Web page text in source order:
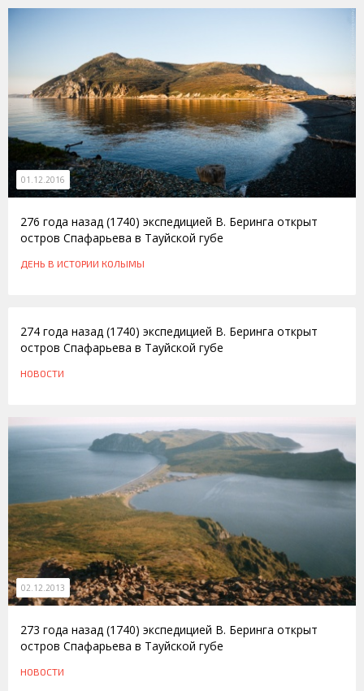
01.12.2016
276 года назад (1740) экспедицией В. Беринга открыт
остров Спафарьева в Тауйской губе
ДЕНЬ В ИСТОРИИ КОЛЫМЫ
274 года назад (1740) экспедицией В. Беринга открыт
остров Спафарьева в Тауйской губе
НОВОСТИ
02.12.2013
273 года назад (1740) экспедицией В. Беринга открыт
остров Спафарьева в Тауйской губе
НОВОСТИ